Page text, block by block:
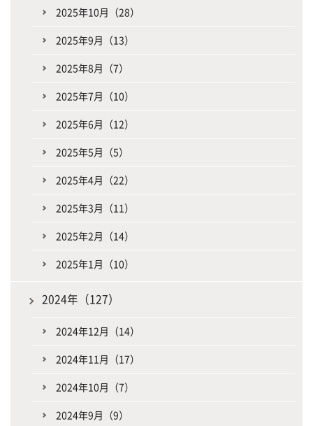
2025年10月（28）
2025年9月（13）
2025年8月（7）
2025年7月（10）
2025年6月（12）
2025年5月（5）
2025年4月（22）
2025年3月（11）
2025年2月（14）
2025年1月（10）
2024年（127）
2024年12月（14）
2024年11月（17）
2024年10月（7）
2024年9月（9）